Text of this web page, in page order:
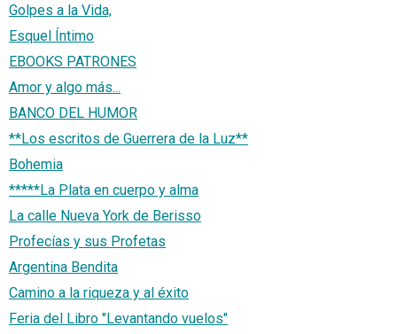
Golpes a la Vida,
Esquel Íntimo
EBOOKS PATRONES
Amor y algo más...
BANCO DEL HUMOR
**Los escritos de Guerrera de la Luz**
Bohemia
*****La Plata en cuerpo y alma
La calle Nueva York de Berisso
Profecías y sus Profetas
Argentina Bendita
Camino a la riqueza y al éxito
Feria del Libro "Levantando vuelos"